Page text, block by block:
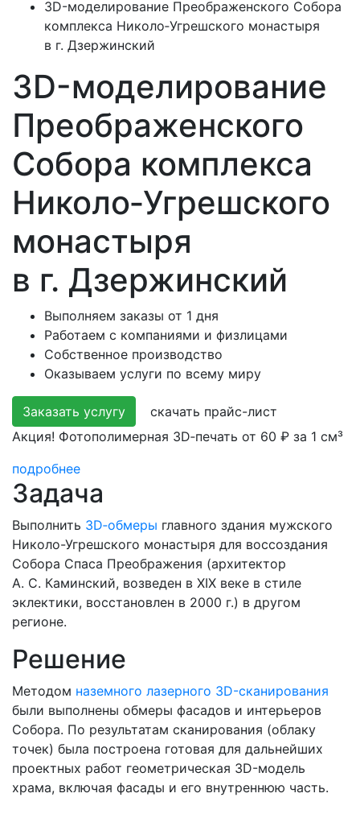
3D-моделирование Преображенского Собора
комплекса Николо‑Угрешского монастыря
в г. Дзержинский
3D-моделирование
Преображенского
Собора комплекса
Николо‑Угрешского
монастыря
в г. Дзержинский
Выполняем заказы от 1 дня
Работаем с компаниями и физлицами
Собственное производство
Оказываем услуги по всему миру
Заказать услугу
скачать прайс-лист
Акция! Фотополимерная 3D‑печать от 60 ₽ за 1 см³
подробнее
Задача
Выполнить 3D‑обмеры главного здания мужского
Николо-Угрешского монастыря для воссоздания
Собора Спаса Преображения (архитектор
А. С. Каминский, возведен в XIX веке в стиле
эклектики, восстановлен в 2000 г.) в другом
регионе.
Решение
Методом наземного лазерного 3D-сканирования
были выполнены обмеры фасадов и интерьеров
Собора. По результатам сканирования (облаку
точек) была построена готовая для дальнейших
проектных работ геометрическая 3D-модель
храма, включая фасады и его внутреннюю часть.